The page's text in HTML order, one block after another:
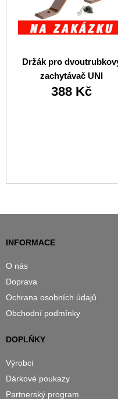
Držák pro
zachytávač UNI
388 Kč
INFORMACE
O nás
Doprava
Ochrana osobních údajů
Obchodní podmínky
DOPLŇKY
Výrobci
Dárkové poukazy
Partnerský program